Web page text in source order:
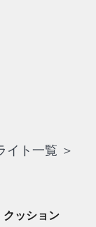
イト一覧 ＞
クッション